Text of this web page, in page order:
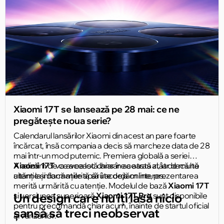
Xiaomi 17T se lansează pe 28 mai: ce ne
pregătește noua serie?
Calendarul lansărilor Xiaomi din acest an pare foarte
încărcat, însă compania a decis să marcheze data de 28
mai într-un mod puternic. Premiera globală a seriei
Xiaomi 17Tva avea loc chiar în această zi, iar dacă ne
uităm la informațiile apărute deja online, prezentarea
merită urmărită cu atenție. Modelul de bazăXiaomi 17T
și versiunea superioarăXiaomi 17T Prosunt disponibile
pentru precomandă chiar acum, înainte de startul oficial
al vânzărilor.
Analizăm de ce această lansare a atras atât de multă
atenție și dacă merită să îi acordăm interes.
Un design care nu îți lasă nicio
șansă să treci neobservat